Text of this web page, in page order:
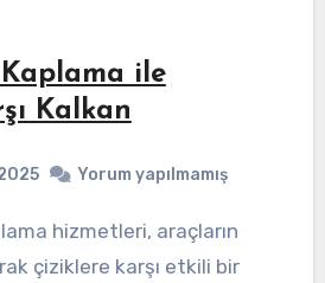
ile
Kalkan
Yorum yapılmamış
çiziklere karşı etkili bir